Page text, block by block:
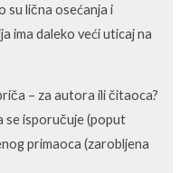
su lična osećanja i
ima daleko veći uticaj na
– za autora ili čitaoca?
se isporučuje (poput
primaoca (zarobljena